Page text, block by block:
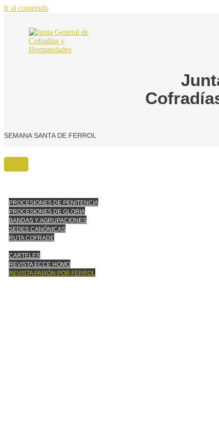
Ir al contenido
SEMANA SANTA DE FERROL
PROCESIONES DE PENITENCIA
PROCESIONES DE GLORIA
BANDAS Y AGRUPACIONES
SEDES CANÓNICAS
RUTA COFRADE
CARTELES
REVISTA ECCE HOMO
REVISTA PAIXÓN POR FERROL